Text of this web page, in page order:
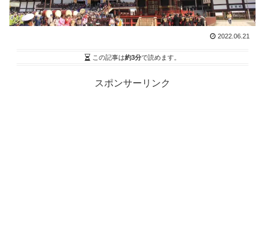
2022.06.21
この記事は約3分で読めます。
スポンサーリンク